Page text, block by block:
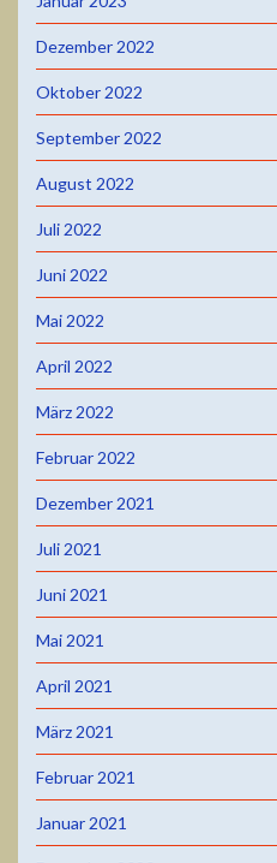
Dezember 2022
Oktober 2022
September 2022
August 2022
Juli 2022
Juni 2022
Mai 2022
April 2022
März 2022
Februar 2022
Dezember 2021
Juli 2021
Juni 2021
Mai 2021
April 2021
März 2021
Februar 2021
Januar 2021